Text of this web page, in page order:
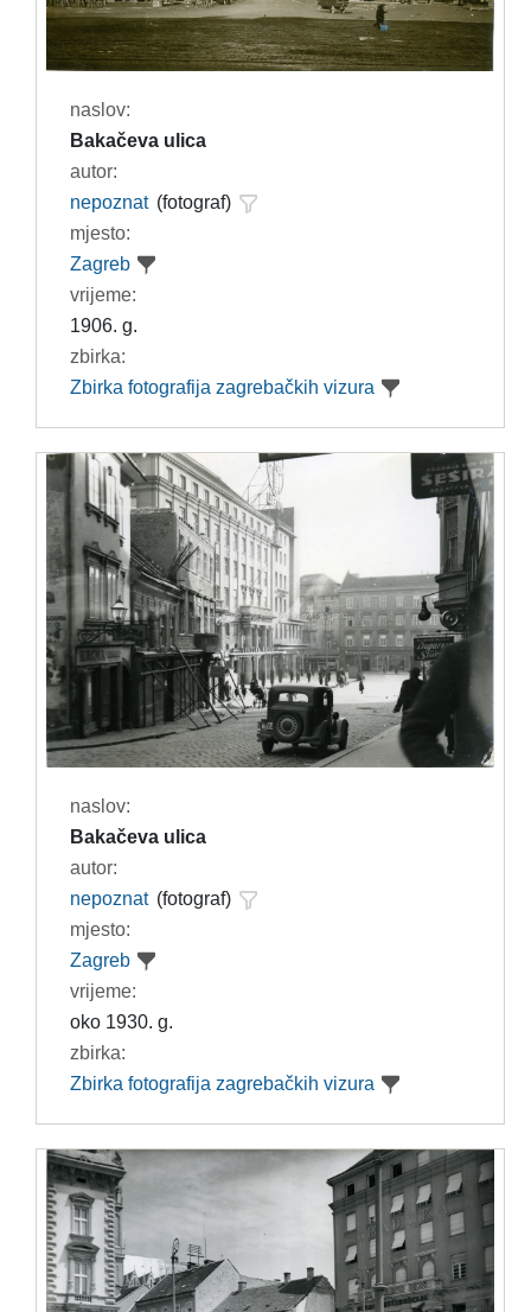
naslov:
Bakačeva ulica
autor:
nepoznat (fotograf)
mjesto:
Zagreb
vrijeme:
1906. g.
zbirka:
Zbirka fotografija zagrebačkih vizura
naslov:
Bakačeva ulica
autor:
nepoznat (fotograf)
mjesto:
Zagreb
vrijeme:
oko 1930. g.
zbirka:
Zbirka fotografija zagrebačkih vizura